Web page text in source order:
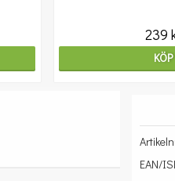
239
KÖP
EAN/